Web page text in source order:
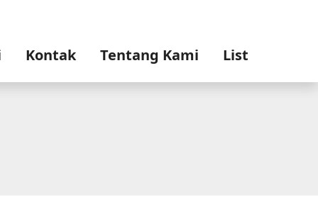
Kontak Tentang Kami List